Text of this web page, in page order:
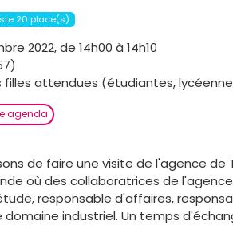
20 place(s)
2022, de 14h00 à 14h10
filles attendues (étudiantes,
agenda
de faire une visite de l'agence de
où des collaboratrices de
responsable d'affaires,
domaine industriel. Un temps